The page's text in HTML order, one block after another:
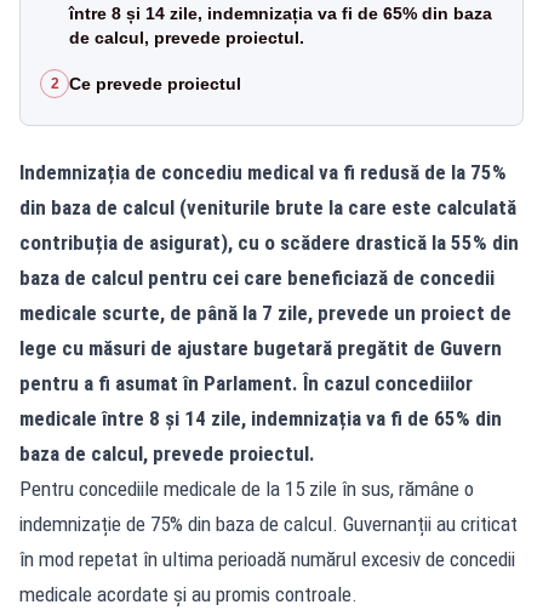
între 8 și 14 zile, indemnizația va fi de 65% din baza
de calcul, prevede proiectul.
2 Ce prevede proiectul
Indemnizația de concediu medical va fi redusă de la 75%
din baza de calcul (veniturile brute la care este calculată
contribuția de asigurat), cu o scădere drastică la 55% din
baza de calcul pentru cei care beneficiază de concedii
medicale scurte, de până la 7 zile, prevede un proiect de
lege cu măsuri de ajustare bugetară pregătit de Guvern
pentru a fi asumat în Parlament. În cazul concediilor
medicale între 8 și 14 zile, indemnizația va fi de 65% din
baza de calcul, prevede proiectul.
Pentru concediile medicale de la 15 zile în sus, rămâne o
indemnizație de 75% din baza de calcul. Guvernanții au criticat
în mod repetat în ultima perioadă numărul excesiv de concedii
medicale acordate și au promis controale.